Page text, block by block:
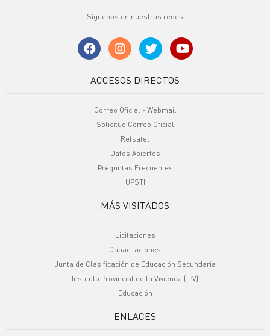
Síguenos en nuestras redes
ACCESOS DIRECTOS
Correo Oficial - Webmail
Solicitud Correo Oficial
Refsatel
Datos Abiertos
Preguntas Frecuentes
UPSTI
MÁS VISITADOS
Licitaciones
Capacitaciones
Junta de Clasificación de Educación Secundaria
Instituto Provincial de la Vivienda (IPV)
Educación
ENLACES